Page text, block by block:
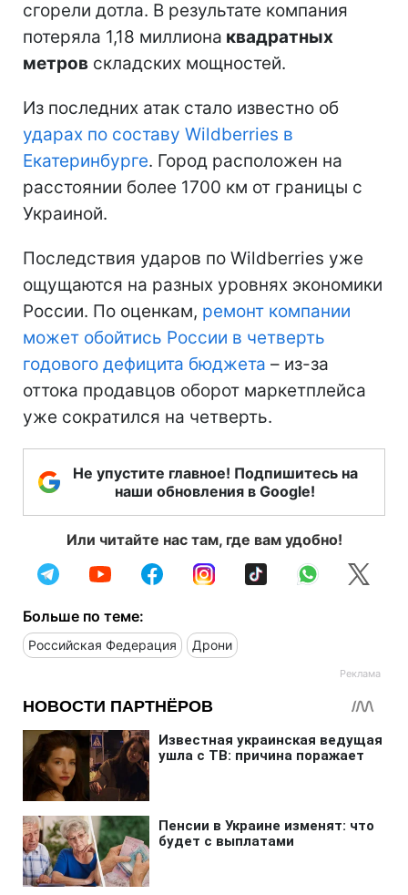
сгорели дотла. В результате компания
потеряла 1,18 миллиона квадратных
метров складских мощностей.
Из последних атак стало известно об
ударах по составу Wildberries в
Екатеринбурге. Город расположен на
расстоянии более 1700 км от границы с
Украиной.
Последствия ударов по Wildberries уже
ощущаются на разных уровнях экономики
России. По оценкам, ремонт компании
может обойтись России в четверть
годового дефицита бюджета – из-за
оттока продавцов оборот маркетплейса
уже сократился на четверть.
Не упустите главное! Подпишитесь на
наши обновления в Google!
Или читайте нас там, где вам удобно!
Больше по теме:
Российская Федерация Дрони